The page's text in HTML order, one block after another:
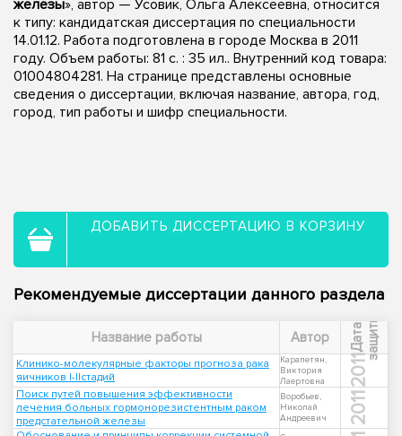
железы», автор — Усовик, Ольга Алексеевна, относится
к типу: кандидатская диссертация по специальности
14.01.12. Работа подготовлена в городе Москва в 2011
году. Объем работы: 81 с. : 35 ил.. Внутренний код товара:
01004804281. На странице представлены основные
сведения о диссертации, включая название, автора, год,
город, тип работы и шифр специальности.
ДОБАВИТЬ ДИССЕРТАЦИЮ В КОРЗИНУ
Рекомендуемые диссертации данного раздела
Название работы Автор Д
а
т
а
з
а
щ
и
т ы
Клинико-молекулярные факторы прогноза рака
яичников I-IIстадий
Карапетян,
Виктория
Лаертовна
2011
Поиск путей повышения эффективности
лечения больных гормонорезистентным раком
предстательной железы
Воробьев,
Николай
Андреевич
2011